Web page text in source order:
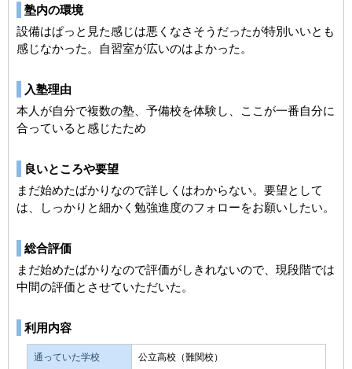
塾内の環境
設備はぱっと見た感じは悪くなさそうだったが特別いいとも
感じなかった。自習室が広いのはよかった。
入塾理由
本人が自分で複数の塾、予備校を体験し、ここが一番自分に
合っていると感じたため
良いところや要望
まだ始めたばかりなので詳しくはわからない。要望として
は、しっかりと細かく勉強進度のフォローをお願いしたい。
総合評価
まだ始めたばかりなので評価がしきれないので、現段階では
中間の評価とさせていただいた。
利用内容
通っていた学校 公立高校（難関校）